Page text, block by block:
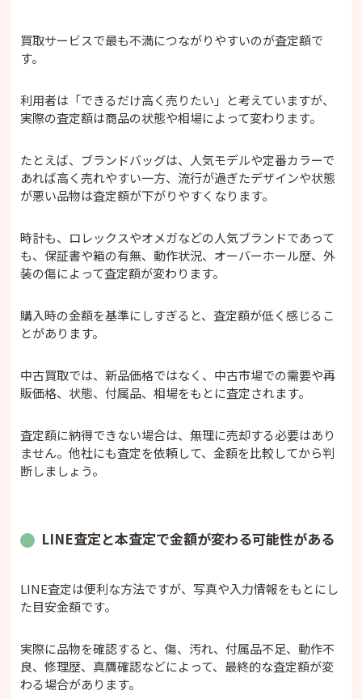
買取サービスで最も不満につながりやすいのが査定額で
す。
利用者は「できるだけ高く売りたい」と考えていますが、
実際の査定額は商品の状態や相場によって変わります。
たとえば、ブランドバッグは、人気モデルや定番カラーで
あれば高く売れやすい一方、流行が過ぎたデザインや状態
が悪い品物は査定額が下がりやすくなります。
時計も、ロレックスやオメガなどの人気ブランドであって
も、保証書や箱の有無、動作状況、オーバーホール歴、外
装の傷によって査定額が変わります。
購入時の金額を基準にしすぎると、査定額が低く感じるこ
とがあります。
中古買取では、新品価格ではなく、中古市場での需要や再
販価格、状態、付属品、相場をもとに査定されます。
査定額に納得できない場合は、無理に売却する必要はあり
ません。他社にも査定を依頼して、金額を比較してから判
断しましょう。
LINE査定と本査定で金額が変わる可能性がある
LINE査定は便利な方法ですが、写真や入力情報をもとにし
た目安金額です。
実際に品物を確認すると、傷、汚れ、付属品不足、動作不
良、修理歴、真贋確認などによって、最終的な査定額が変
わる場合があります。